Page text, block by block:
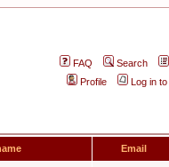
FAQ
Search
Profile
Log in
Email